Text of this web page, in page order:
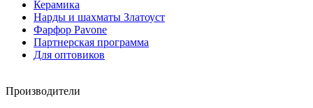
Керамика
Нарды и шахматы Златоуст
Фарфор Pavone
Партнерская программа
Для оптовиков
Производители